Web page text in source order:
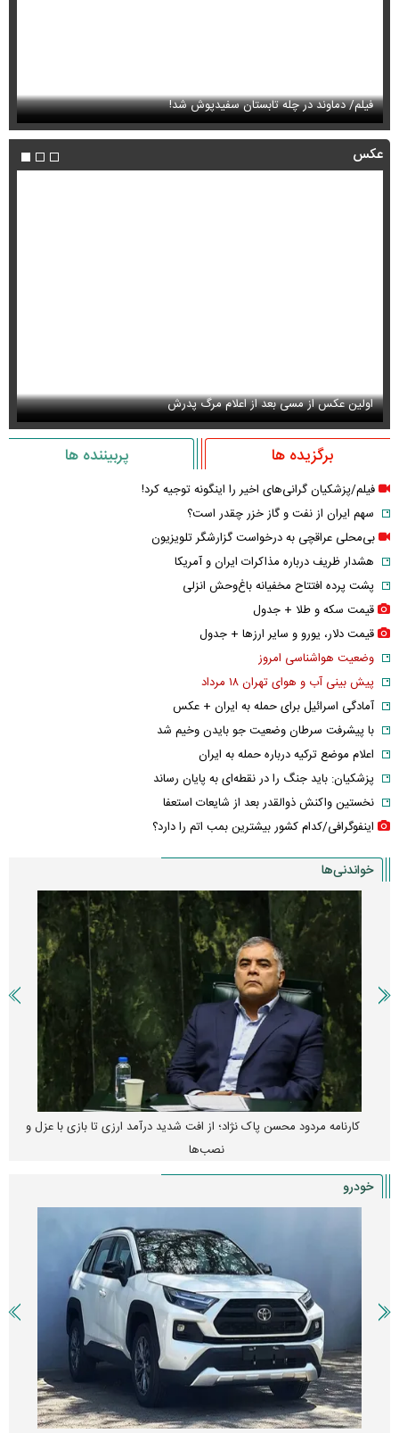
فیلم/ دماوند در چله تابستان سفیدپوش شد!
عکس
اولین عکس از مسی بعد از اعلام مرگ پدرش
برگزیده ها پربیننده ها
فیلم/پزشکیان گرانی‌های اخیر را اینگونه توجیه کرد!
سهم ایران از نفت و گاز خزر چقدر است؟
بی‌محلی عراقچی به درخواست گزارشگر تلویزیون
هشدار ظریف درباره مذاکرات ایران و آمریکا
پشت پرده افتتاح مخفیانه باغ‌وحش انزلی
قیمت سکه و طلا + جدول
قیمت دلار، یورو و سایر ارز‌ها + جدول
وضعیت هواشناسی امروز
پیش بینی آب و هوای تهران ۱۸ مرداد
آمادگی اسرائیل برای حمله به ایران + عکس
با پیشرفت سرطان وضعیت جو بایدن وخیم شد
اعلام موضع ترکیه درباره حمله به ایران
پزشکیان: باید جنگ را در نقطه‌ای به پایان رساند
نخستین واکنش ذوالقدر بعد از شایعات استعفا
اینفوگرافی/کدام کشور بیشترین بمب اتم را دارد؟
خواندنی‌ها
کارنامه مردود محسن پاک‌ نژاد؛ از افت شدید درآمد ارزی تا بازی با عزل و
نصب‌ها
خودرو